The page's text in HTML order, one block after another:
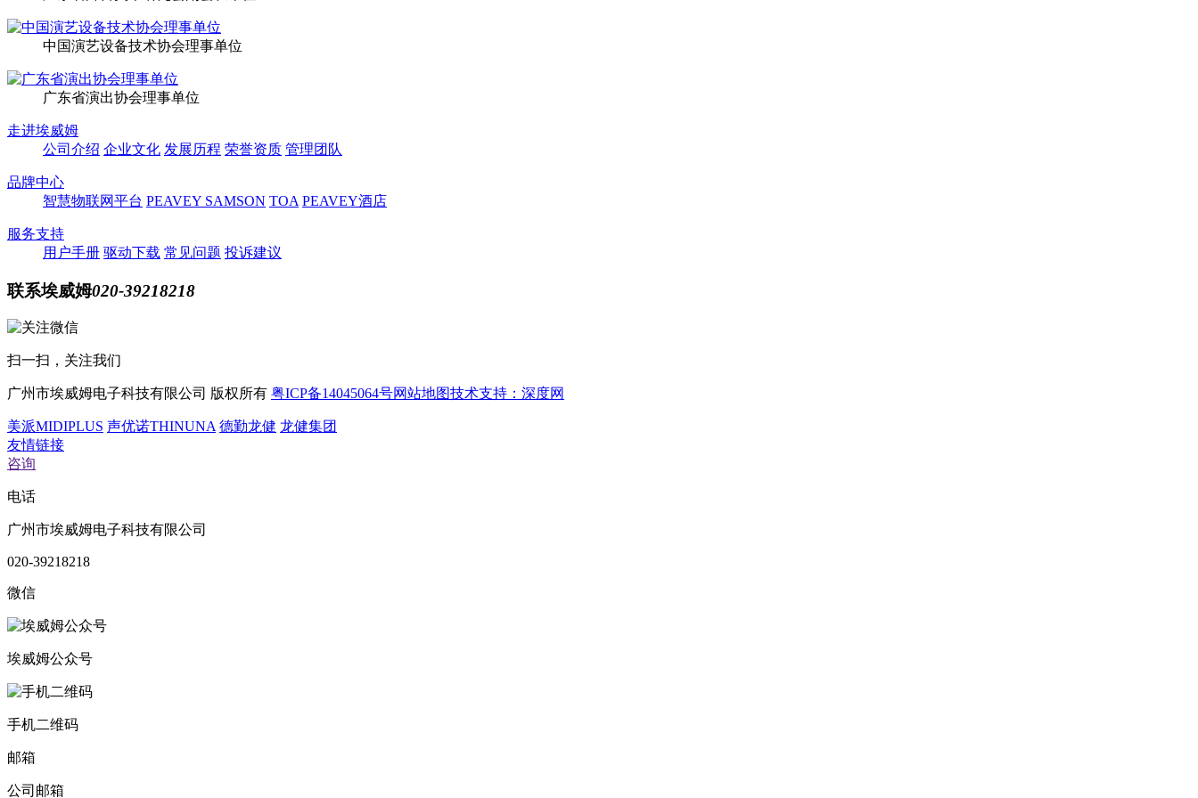
中国演艺设备技术协会理事单位
广东省演出协会理事单位
走进埃威姆
公司介绍 企业文化 发展历程 荣誉资质 管理团队
品牌中心
智慧物联网平台 PEAVEY SAMSON TOA PEAVEY酒店
服务支持
用户手册 驱动下载 常见问题 投诉建议
联系埃威姆020-39218218
扫一扫，关注我们
广州市埃威姆电子科技有限公司 版权所有 粤ICP备14045064号网站地图技术支持：深度网
美派MIDIPLUS 声优诺THINUNA 德勤龙健 龙健集团
友情链接
咨询
电话
广州市埃威姆电子科技有限公司
020-39218218
微信
埃威姆公众号
手机二维码
邮箱
公司邮箱